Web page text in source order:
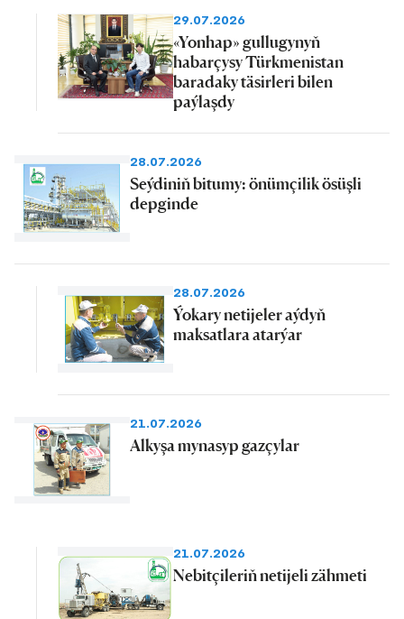
29.07.2026
«Yonhap» gullugynyň
habarçysy Türkmenistan
baradaky täsirleri bilen
paýlaşdy
28.07.2026
Seýdiniň bitumy: önümçilik ösüşli
depginde
28.07.2026
Ýokary netijeler aýdyň
maksatlara atarýar
21.07.2026
Alkyşa mynasyp gazçylar
21.07.2026
Nebitçileriň netijeli zähmeti